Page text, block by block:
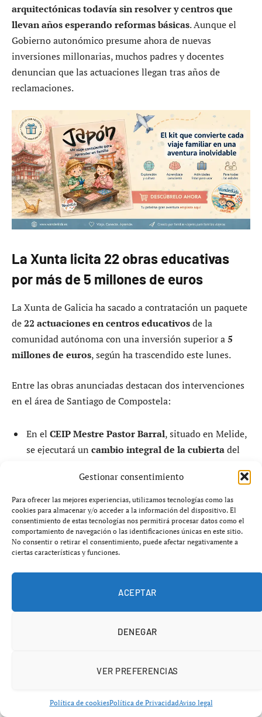
Gestionar consentimiento
Para ofrecer las mejores experiencias, utilizamos tecnologías como las
cookies para almacenar y/o acceder a la información del dispositivo. El
consentimiento de estas tecnologías nos permitirá procesar datos como el
comportamiento de navegación o las identificaciones únicas en este sitio.
No consentir o retirar el consentimiento, puede afectar negativamente a
ciertas características y funciones.
ACEPTAR
DENEGAR
VER PREFERENCIAS
Política de cookiesPolítica de PrivacidadAviso legal
arquitectónicas todavía sin resolver y centros que
llevan años esperando reformas básicas. Aunque el
Gobierno autonómico presume ahora de nuevas
inversiones millonarias, muchos padres y docentes
denuncian que las actuaciones llegan tras años de
reclamaciones.
La Xunta licita 22 obras educativas
por más de 5 millones de euros
La Xunta de Galicia ha sacado a contratación un paquete
de22 actuaciones en centros educativosde la
comunidad autónoma con una inversión superior a5
millones de euros, según ha trascendido este lunes.
Entre las obras anunciadas destacan dos intervenciones
en el área de Santiago de Compostela:
En el CEIP Mestre Pastor Barral, situado en Melide,
se ejecutará un cambio integral de la cubiertadel
presupuesto de447 738 euros.
En elCEIP Plurilingüe A Igrexa-Calo, en el
municipio de Teo, se instalará finalmente un
ascensor, con una inversión prevista de68 751
eurospor parte de la Consellería de Educación.
actuaciones buscan mejorar la seguridad, la accesibilidad
y la eficiencia de los centros educativos gallegos. Sin
embargo, el anuncio también ha reabierto las críticas
infraestructuras deterioradas